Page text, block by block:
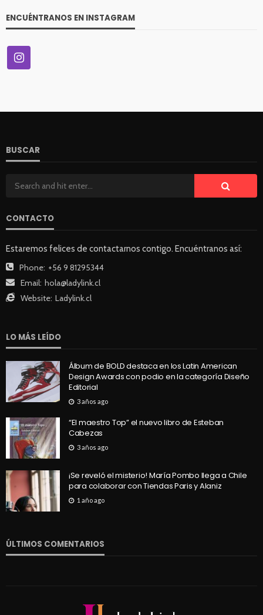
ENCUÉNTRANOS EN INSTAGRAM
BUSCAR
CONTACTO
Estaremos felices de contactarnos contigo. Encuéntranos así:
Phone: +56 9 81295344
Email: hola@ladylink.cl
Website: Ladylink.cl
LO MÁS LEÍDO
Álbum de BOLD destaca en los Latin American
Design Awards con podio en la categoría Diseño
Editorial
3 años ago
“El maestro Top” el nuevo libro de Esteban
Cabezas
3 años ago
¡Se reveló el misterio! María Pombo llega a Chile
para colaborar con Tiendas Paris y Alaniz
1 año ago
ÚLTIMOS COMENTARIOS